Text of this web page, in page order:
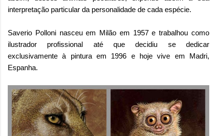
interpretação particular da personalidade de cada espécie.
Saverio Polloni nasceu em Milão em 1957 e trabalhou como
ilustrador profissional até que decidiu se dedicar
exclusivamente à pintura em 1996 e hoje vive em Madri,
Espanha.